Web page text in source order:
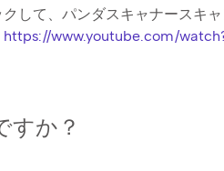
クして、パンダスキャナースキ
https://www.youtube.com/
すか？